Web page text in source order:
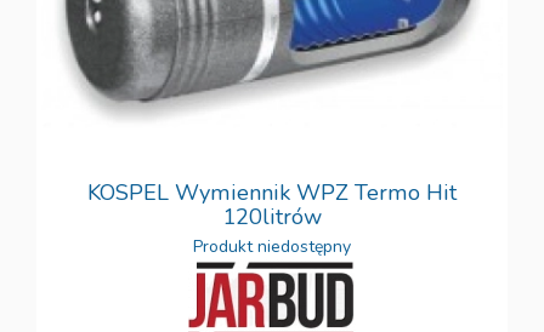
KOSPEL Wymiennik WPZ Termo Hit
120litrów
Produkt niedostępny